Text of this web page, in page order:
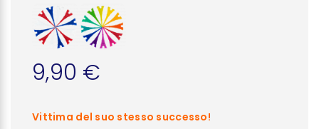
9,90 €
Vittima del suo stesso successo!